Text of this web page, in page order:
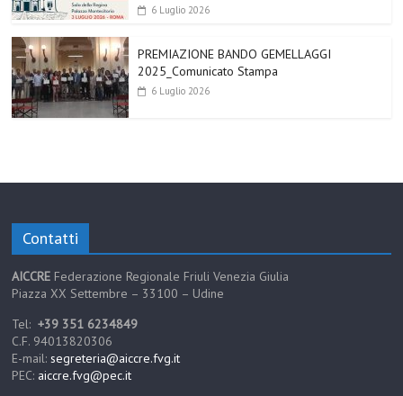
6 Luglio 2026
PREMIAZIONE BANDO GEMELLAGGI
2025_Comunicato Stampa
6 Luglio 2026
Contatti
AICCRE Federazione Regionale Friuli Venezia Giulia
Piazza XX Settembre – 33100 – Udine
Tel:+39 351 6234849
C.F. 94013820306
E-mail:segreteria@aiccre.fvg.it
PEC: aiccre.fvg@pec.it